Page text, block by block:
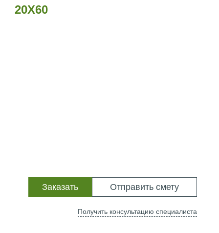
20Х60
Отправить смету
Заказать
Получить консультацию специалиста